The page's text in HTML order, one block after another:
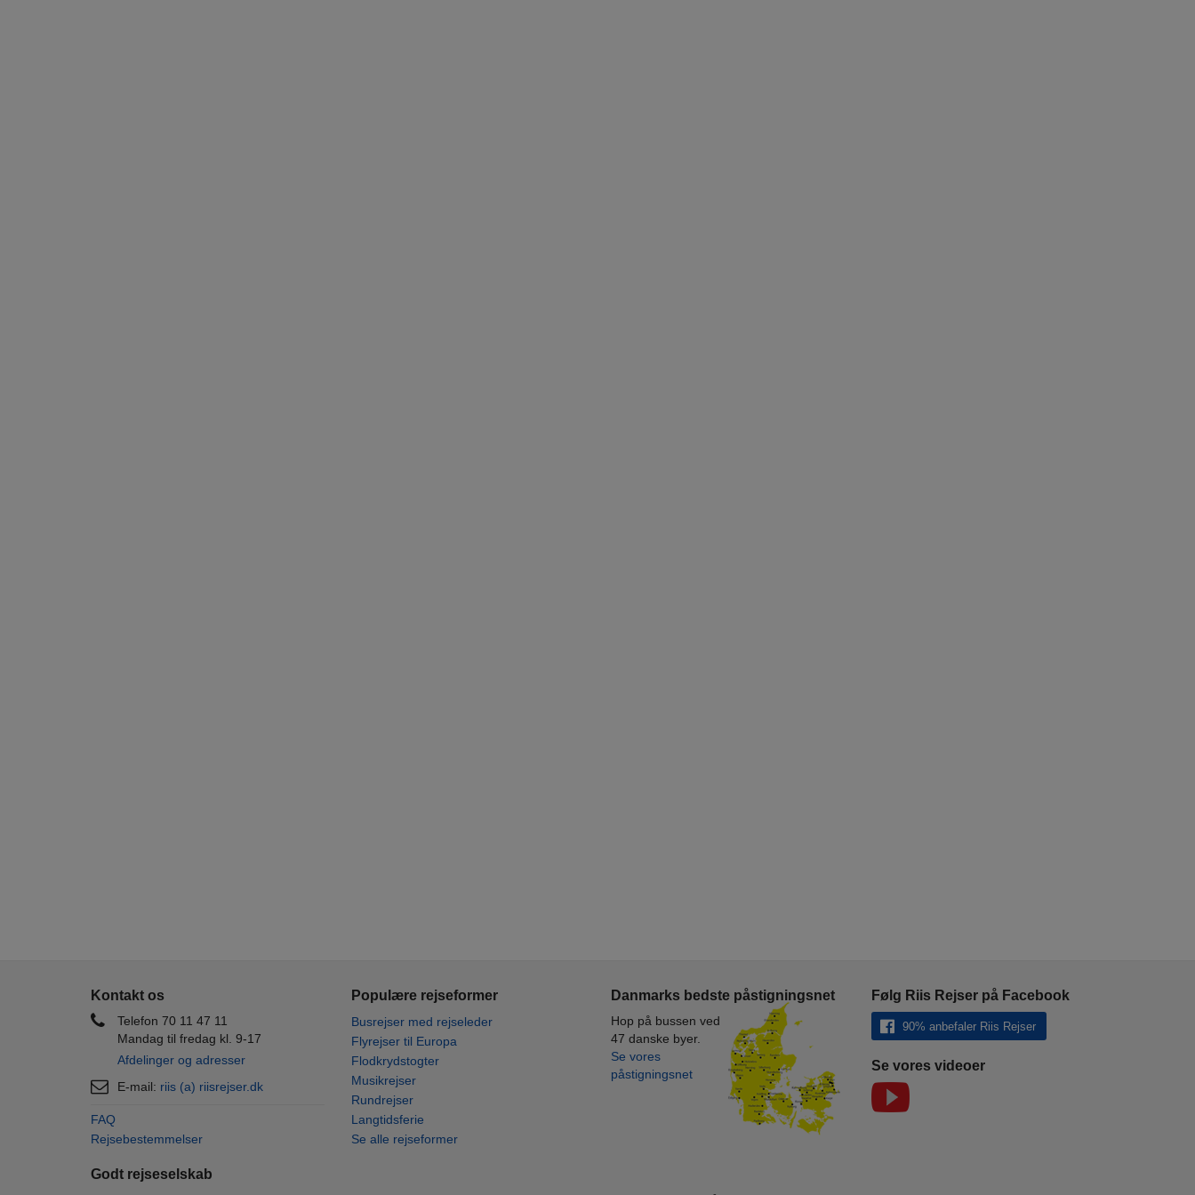
Kontakt os
Telefon 70 11 47 11
Mandag til fredag kl. 9-17
Afdelinger og adresser
E-mail: riis (a) riisrejser.dk
FAQ
Rejsebestemmelser
Populære rejseformer
Busrejser med rejseleder
Flyrejser til Europa
Flodkrydstogter
Musikrejser
Rundrejser
Langtidsferie
Se alle rejseformer
Danmarks bedste påstigningsnet
Hop på bussen ved
47 danske byer.
Se vores
påstigningsnet
Følg Riis Rejser på Facebook
90% anbefaler Riis Rejser
Se vores videoer
Godt rejseselskab